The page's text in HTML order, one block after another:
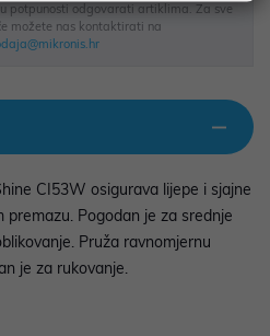
potpunosti odgovarati artiklima. Za sve
možete nas kontaktirati na
CI53W osigurava lijepe i sjajne
premazu. Pogodan je za srednje
Pruža ravnomjernu
je za rukovanje.